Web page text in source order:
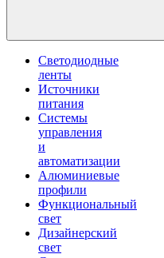
Светодиодные
ленты
Источники
питания
Системы
управления
и
автоматизации
Алюминиевые
профили
Функциональный
свет
Дизайнерский
свет